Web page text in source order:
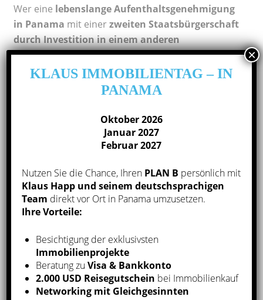
Wer eine lebenslange Aufenthaltsgenehmigung
in Panama mit einerzweiten Staatsbürgerschaft
durch Investition in einem anderen
Landkombiniert, schafft maximale Flexibilität:
Ein sicherer Standort für Ihr Leben und Ihre
Die Möglichkeit, schnell auf geopolitische
Veränderungen zu reagieren
Mehr Freiheit für Ihre Familie durch mehrere
Ein klarer Vorteil in einer Welt, die immer
unsicherer wird
Fazit
Ein Plan B für die Familieist heute wichtiger denn
je. MitPanama als sicherem Standort für
Immobilien, Visa und Bankkonto – kombiniert mit
KLAUS IMMOBILIENTAG – IN
PANAMA
Oktober 2026
Januar 2027
Februar 2027
Nutzen Sie die Chance, Ihren PLAN B persönlich mit
Klaus Happ und seinem deutschsprachigen
Team direkt vor Ort in Panama umzusetzen.
Ihre Vorteile:
Besichtigung der exklusivsten
Immobilienprojekte
Beratung zuVisa & Bankkonto
2.000 USD Reisegutschein bei Immobilienkauf
Networking mit Gleichgesinnten